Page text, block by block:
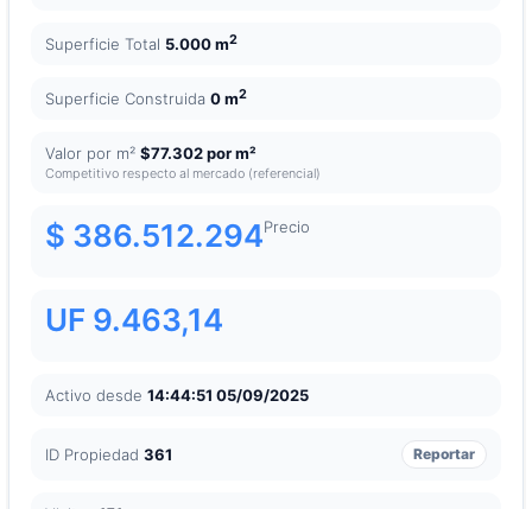
Superficie Total 5.000 m2
Superficie Construida 0 m2
Valor por m² $77.302 por m²
Competitivo respecto al mercado (referencial)
Precio
$ 386.512.294
UF 9.463,14
Activo desde 14:44:51 05/09/2025
ID Propiedad 361 Reportar